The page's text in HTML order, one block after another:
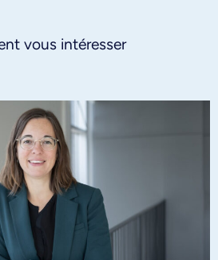
vous intéresser